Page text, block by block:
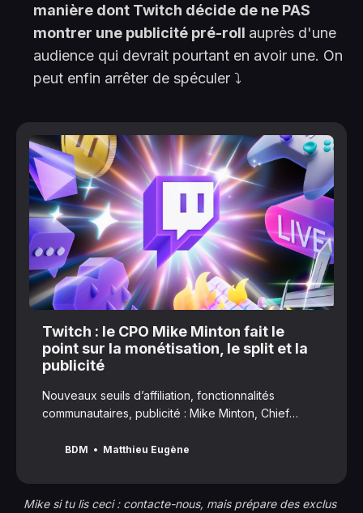
manière dont Twitch décide de ne PAS
montrer une publicité pré-roll auprès d'une
audience qui devrait pourtant en avoir une. On
peut enfin arrêter de spéculer ⤵️
Twitch : le CPO Mike Minton fait le
point sur la monétisation, le split et la
publicité
Nouveaux seuils d’affiliation, fonctionnalités
communautaires, publicité : Mike Minton, Chief
récentes évolutions de la plateforme.
BDM Matthieu Eugène
Mike si tu lis ceci : contacte-nous, mais prépare des exclus